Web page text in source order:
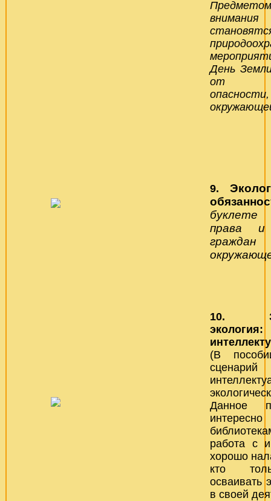
внимания
День
от
9.
буклете
права и
10.
(В
Данное
работа с
хорошо
кто
осваивать
в своей